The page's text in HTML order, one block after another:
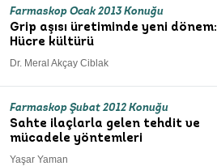
Farmaskop Ocak 2013 Konuğu
Grip aşısı üretiminde yeni dönem:
Hücre kültürü
Dr. Meral Akçay Ciblak
Farmaskop Şubat 2012 Konuğu
Sahte ilaçlarla gelen tehdit ve
mücadele yöntemleri
Yaşar Yaman